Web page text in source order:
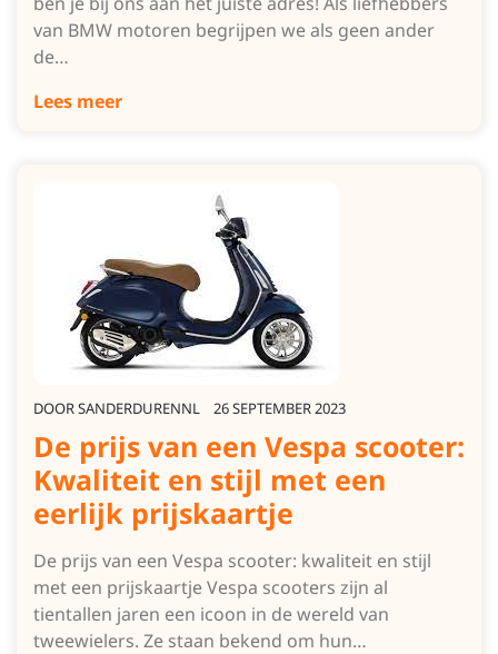
van BMW motoren begrijpen we als geen ander
de…
Lees meer
DOORSANDERDURENNL 26 SEPTEMBER 2023
De prijs van een Vespa scooter:
Kwaliteit en stijl met een
eerlijk prijskaartje
De prijs van een Vespa scooter: kwaliteit en stijl
met een prijskaartje Vespa scooters zijn al
tientallen jaren een icoon in de wereld van
tweewielers. Ze staan bekend om hun…